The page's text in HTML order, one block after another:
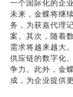
一个国际化的企
未来，金蝶将继
务，为获嘉代理
案。其次，随着
需求将越来越大
供应链的数字化
争力。此外，金
成，为企业提供